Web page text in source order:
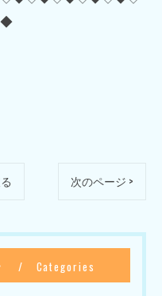
次のページ >
Categories